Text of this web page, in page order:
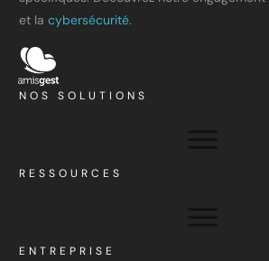
et la cybersécurité.
NOS SOLUTIONS
RESSOURCES
ENTREPRISE